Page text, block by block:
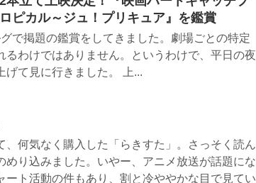
ピカル～ジュ！プリキュア』を鑑賞
で掲題の鑑賞をしてきました。劇場ごとの特定
るわけではありません。というわけで、平日の夜
げて見に行きました。 上...
、何気なく購入した「らきすた」。さっそく読ん
めり込みました。いやー、アニメ放送が話題にな
ート活動の件もあり、割と冷ややかな目で見てい